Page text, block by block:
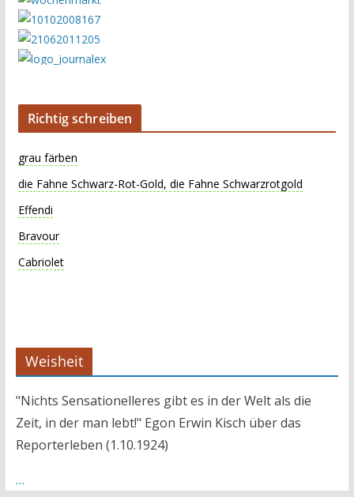
Richtig schreiben
grau färben
die Fahne Schwarz-Rot-Gold, die Fahne Schwarzrotgold
Effendi
Bravour
Cabriolet
Weisheit
"Nichts Sensationelleres gibt es in der Welt als die
Zeit, in der man lebt!" Egon Erwin Kisch über das
Reporterleben (1.10.1924)
…